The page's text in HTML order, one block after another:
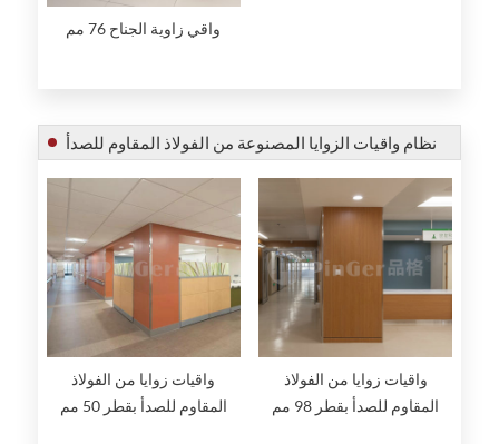
واقي زاوية الجناح 76 مم
نظام واقيات الزوايا المصنوعة من الفولاذ المقاوم للصدأ
واقيات زوايا من الفولاذ
المقاوم للصدأ بقطر 50 مم
واقيات زوايا من الفولاذ
المقاوم للصدأ بقطر 98 مم